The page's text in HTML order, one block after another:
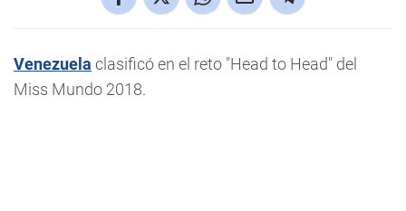
Venezuela clasificó en el reto "Head to Head" del
Miss Mundo 2018.